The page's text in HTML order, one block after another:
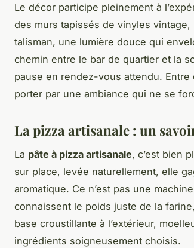
Le décor participe pleinement à
des murs tapissés de vinyles
talisman, une lumière douce qui
chemin entre le bar de quartier et la
pause en rendez-vous attendu.
porter par une ambiance qui ne se
La pizza artisanale : un
La pâte à pizza artisanale, c’est bien
sur place, levée naturellement, elle
aromatique. Ce n’est pas une
connaissent le poids juste de la
base croustillante à l’extérieur,
ingrédients soigneusement choisis.